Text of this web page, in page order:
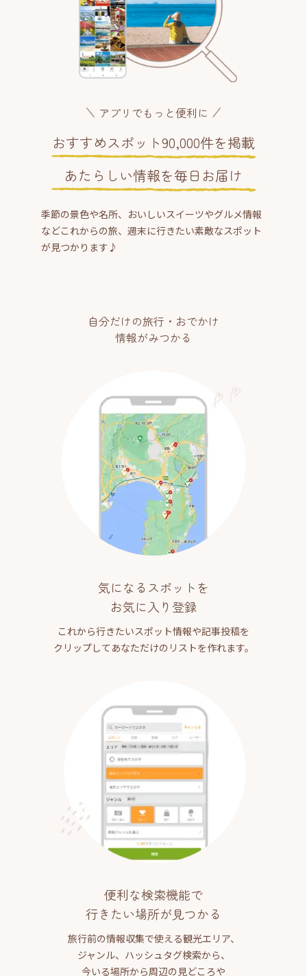
アプリでもっと便利に
おすすめスポット90,000件を掲載
あたらしい情報を毎日お届け
季節の景色や名所、おいしいスイーツやグルメ情報
などこれからの旅、週末に行きたい素敵なスポット
が見つかります♪
自分だけの旅行・おでかけ
情報がみつかる
気になるスポットを
お気に入り登録
これから行きたいスポット情報や記事投稿を
クリップしてあなただけのリストを作れます。
便利な検索機能で
行きたい場所が見つかる
旅行前の情報収集で使える観光エリア、
ジャンル、ハッシュタグ検索から、
今いる場所から周辺の見どころや